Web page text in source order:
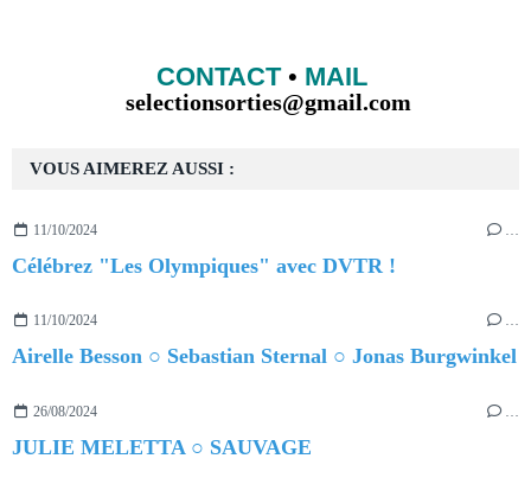
VOUS AIMEREZ AUSSI :
11/10/2024 …
Célébrez "Les Olympiques" avec DVTR !
11/10/2024 …
Airelle Besson ○ Sebastian Sternal ○ Jonas Burgwinkel
26/08/2024
JULIE MELETTA ○ SAUVAGE
CONTACT• MAIL
selectionsorties@gmail.com